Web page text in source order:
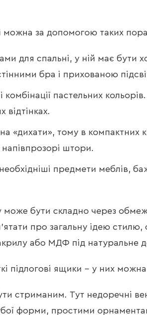
можна за допомогою таких
для спальні, у ній має
бра і прихованою
пастельних
«дихати», тому в компактних
штори.
предмети меблів,
бути складно через
про загальну ідею стилю,
або МДФ під натуральне
підлогові ящики – у них
стриманим. Тут недоречні
форми, простими